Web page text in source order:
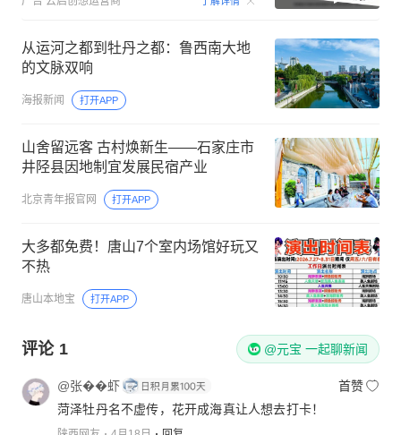
从运河之都到牡丹之都：鲁西南大地
的文脉双响
海报新闻 打开APP
山舍留远客 古村焕新生——石家庄市
井陉县因地制宜发展民宿产业
北京青年报官网 打开APP
大多都免费！唐山7个室内场馆好玩又
不热
唐山本地宝 打开APP
评论 1 @元宝 一起聊新闻
@张��虾
首赞
菏泽牡丹名不虚传，花开成海真让人想去打卡！